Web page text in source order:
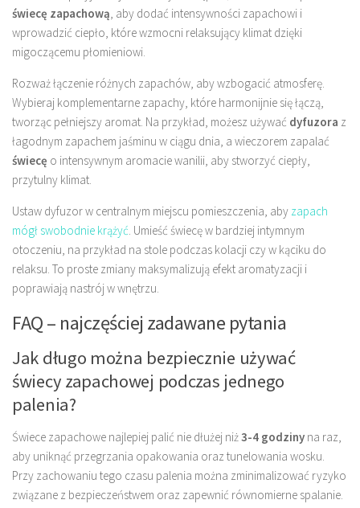
świecę zapachową , aby dodać intensywności zapachowi i
wprowadzić ciepło, które wzmocni relaksujący klimat dzięki
migoczącemu płomieniowi.
Rozważ łączenie różnych zapachów, aby wzbogacić atmosferę.
Wybieraj komplementarne zapachy, które harmonijnie się łączą,
tworząc pełniejszy aromat. Na przykład, możesz używać dyfuzora z
łagodnym zapachem jaśminu w ciągu dnia, a wieczorem zapalać
świecę o intensywnym aromacie wanilii, aby stworzyć ciepły,
przytulny klimat.
Ustaw dyfuzor w centralnym miejscu pomieszczenia, aby zapach
mógł swobodnie krążyć . Umieść świecę w bardziej intymnym
otoczeniu, na przykład na stole podczas kolacji czy w kąciku do
relaksu. To proste zmiany maksymalizują efekt aromatyzacji i
poprawiają nastrój w wnętrzu.
FAQ – najczęściej zadawane pytania
Jak długo można bezpiecznie używać
świecy zapachowej podczas jednego
palenia?
Świece zapachowe najlepiej palić nie dłużej niż3-4 godziny na raz,
aby uniknąć przegrzania opakowania oraz tunelowania wosku.
Przy zachowaniu tego czasu palenia można zminimalizować ryzyko
związane z bezpieczeństwem oraz zapewnić równomierne spalanie.